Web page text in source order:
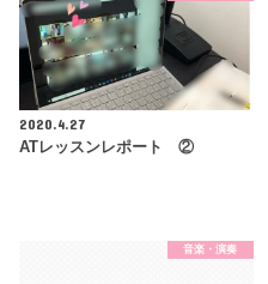
2020.4.27
ATレッスンレポート ②
音楽・演奏